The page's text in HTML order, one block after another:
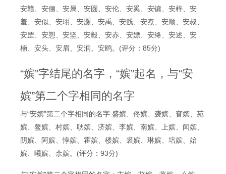
安赣、安俪、安属、安圆、安伦、安奚、安镛、安梓、安
羞、安似、安珝、安灏、安禹、安贱、安焘、安顺、安叔、
安罡、安愬、安坚、安毅、安赤、安嫖、安绛、安述、安
楠、安头、安眉、安润、安鸥。(评分：85分)
“嫔”字结尾的名字，“嫔”起名，与“安
嫔”第二个字相同的名字
与“安嫔”第二个字相同的名字:盛嫔、佟嫔、袭嫔、窅嫔、苑
嫔、鳌嫔、村嫔、耿嫔、济嫔、李嫔、南嫔、上嫔、闻嫔、
阴嫔、阿嫔、惇嫔、霍嫔、楼嫔、裘嫔、琳嫔、培嫔、始
嫔、曦嫔、余嫔。(评分：93分)